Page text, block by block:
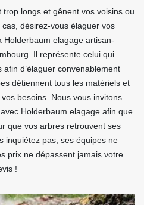
longs et gênent vos voisins ou
désirez-vous élaguer vos
elagage artisan-
Il représente celui qui
d’élaguer convenablement
détiennent tous les matériels et
besoins. Nous vous invitons
Holderbaum elagage afin que
que vos arbres retrouvent ses
inquiétez pas, ses équipes ne
prix ne dépassent jamais votre
!